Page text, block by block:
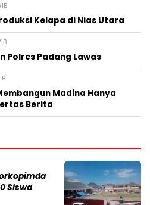
Kelapa di Nias Utara
Polres Padang Lawas
Madina Hanya
Berita
Siswa